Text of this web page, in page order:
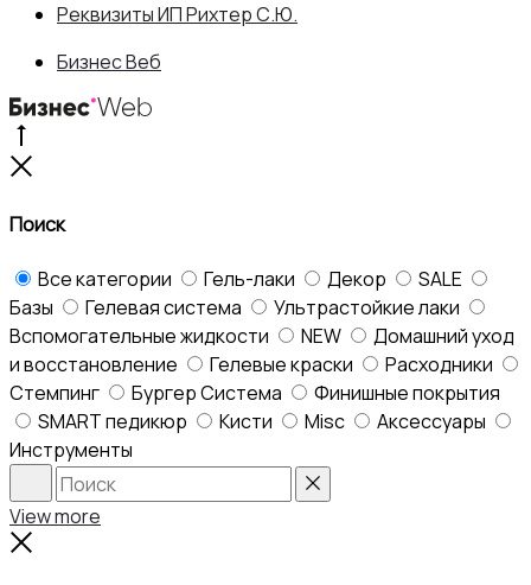
Реквизиты ИП Рихтер С.Ю.
Бизнес Веб
Поиск
Все категории Гель-лаки Декор
SALE
Базы
Гелевая система
Ультрастойкие лаки
Вспомогательные жидкости
NEW
Домашний уход
и восстановление
Гелевые краски
Расходники
Стемпинг
Бургер Система
Финишные покрытия
SMART педикюр
Кисти Misc
Аксессуары
Инструменты
Search Reset
View more